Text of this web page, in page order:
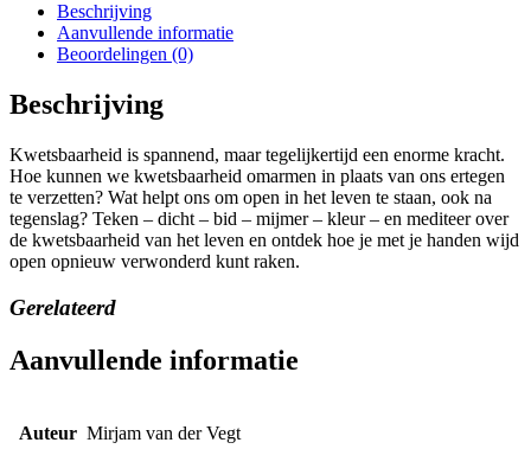
Beschrijving
Aanvullende informatie
Beoordelingen (0)
Beschrijving
Kwetsbaarheid is spannend, maar tegelijkertijd een enorme kracht.
Hoe kunnen we kwetsbaarheid omarmen in plaats van ons ertegen
te verzetten? Wat helpt ons om open in het leven te staan, ook na
tegenslag? Teken – dicht – bid – mijmer – kleur – en mediteer over
de kwetsbaarheid van het leven en ontdek hoe je met je handen wijd
open opnieuw verwonderd kunt raken.
Gerelateerd
Aanvullende informatie
Auteur Mirjam van der Vegt